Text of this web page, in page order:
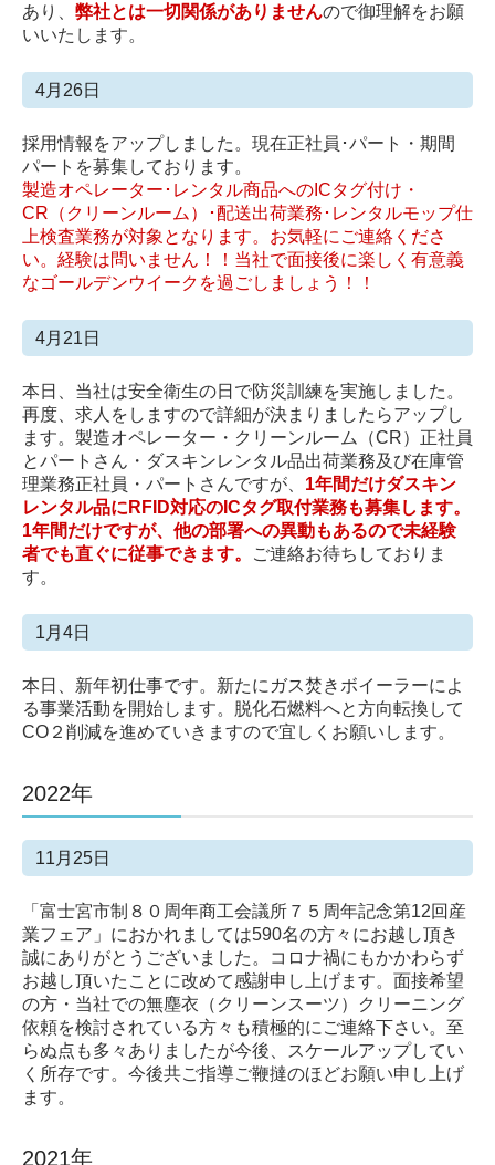
あり、 弊社とは一切関係がありませんので御理解をお願
いいたします。
4月26日
採用情報をアップしました。現在正社員･パート・期間
パートを募集しております。
製造オペレーター･レンタル商品へのICタグ付け・
CR（クリーンルーム）･配送出荷業務･レンタルモップ仕
上検査業務が対象となります。お気軽にご連絡くださ
い。経験は問いません！！当社で面接後に楽しく有意義
なゴールデンウイークを過ごしましょう！！
4月21日
本日、当社は安全衛生の日で防災訓練を実施しました。
再度、求人をしますので詳細が決まりましたらアップし
ます。製造オペレーター・クリーンルーム（CR）正社員
とパートさん・ダスキンレンタル品出荷業務及び在庫管
理業務正社員・パートさんですが、 1年間だけダスキン
レンタル品にRFID対応のICタグ取付業務も募集します。
1年間だけですが、他の部署への異動もあるので未経験
者でも直ぐに従事できます。
ご連絡お待ちしておりま
す。
1月4日
本日、新年初仕事です。新たにガス焚きボイーラーによ
る事業活動を開始します。脱化石燃料へと方向転換して
CO２削減を進めていきますので宜しくお願いします。
2022年
11月25日
「富士宮市制８０周年商工会議所７５周年記念第12回産
業フェア」におかれましては590名の方々にお越し頂き
誠にありがとうございました。コロナ禍にもかかわらず
お越し頂いたことに改めて感謝申し上げます。面接希望
の方・当社での無塵衣（クリーンスーツ）クリーニング
依頼を検討されている方々も積極的にご連絡下さい。至
らぬ点も多々ありましたが今後、スケールアップしてい
く所存です。今後共ご指導ご鞭撻のほどお願い申し上げ
ます。
2021年